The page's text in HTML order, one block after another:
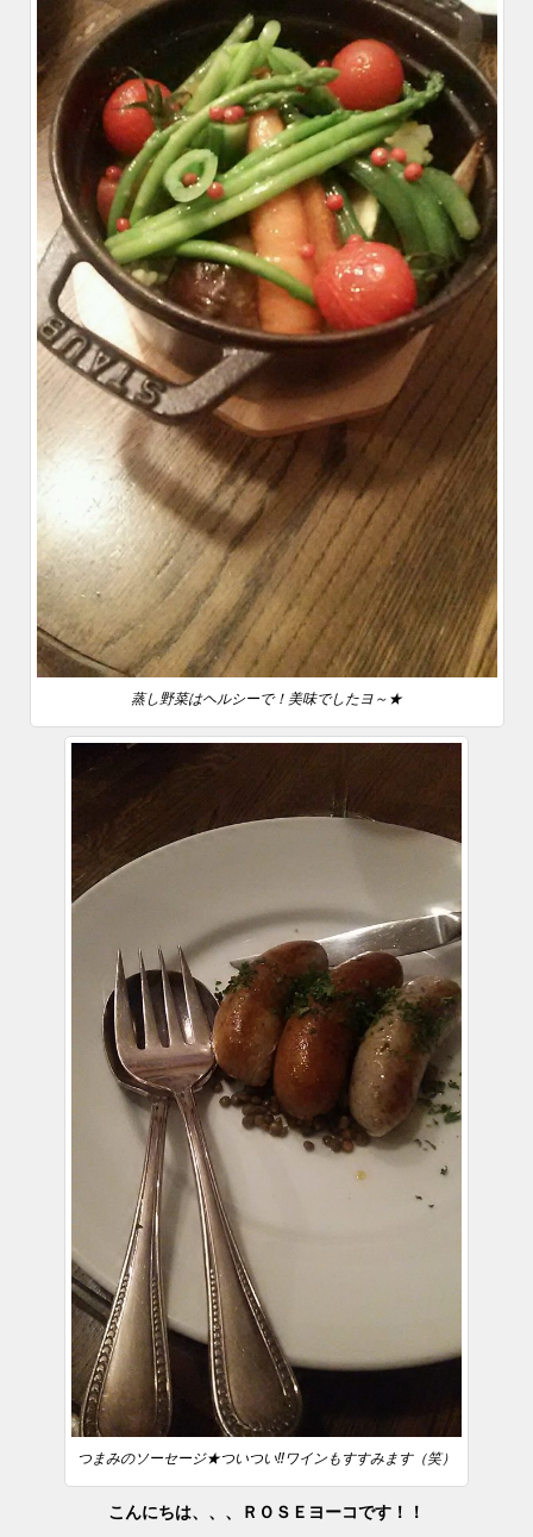
蒸し野菜はヘルシーで！美味でしたヨ～★
つまみのソーセージ★ついつい‼ワインもすすみます（笑）
こんにちは、、、ＲＯＳＥヨーコです！！